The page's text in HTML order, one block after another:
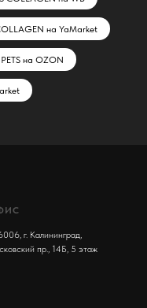
на YaMarket
на OZON
г. Калининград,
пр., 14Б, 5 этаж